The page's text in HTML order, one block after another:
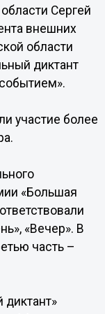
Сергей
внешних
области
диктант
участие более
«Большая
«Вечер». В
часть –
диктант»